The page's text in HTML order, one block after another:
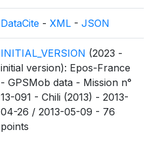
DataCite - XML - JSON
INITIAL_VERSION (2023 -
initial version): Epos-France
- GPSMob data - Mission n°
13-091 - Chili (2013) - 2013-
04-26 / 2013-05-09 - 76
points